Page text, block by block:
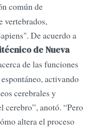
común de
vertebrados,
De acuerdo a
de Nueva
de las funciones
activando
cerebrales y
anotó. “Pero
altera el proceso